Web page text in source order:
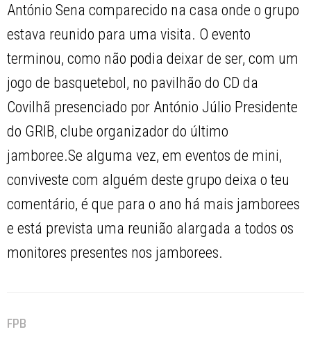
António Sena comparecido na casa onde o grupo
estava reunido para uma visita. O evento
terminou, como não podia deixar de ser, com um
jogo de basquetebol, no pavilhão do CD da
Covilhã presenciado por António Júlio Presidente
do GRIB, clube organizador do último
jamboree.Se alguma vez, em eventos de mini,
conviveste com alguém deste grupo deixa o teu
comentário, é que para o ano há mais jamborees
e está prevista uma reunião alargada a todos os
monitores presentes nos jamborees.
FPB